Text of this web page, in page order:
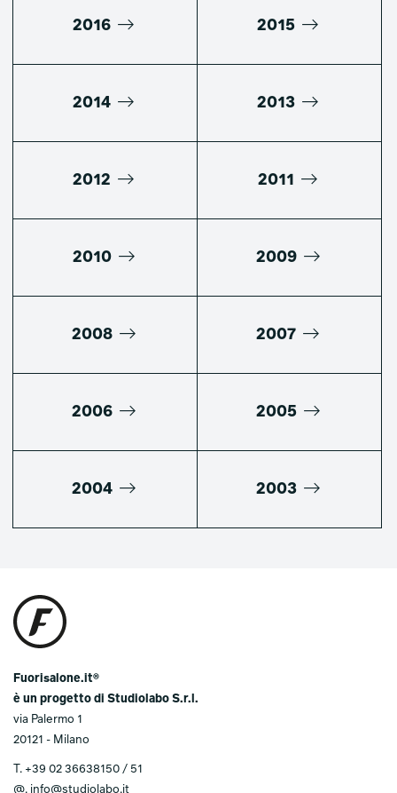
2016 2015
2014 2013
2012 2011
2010 2009
2008 2007
2006 2005
2004 2003
Fuorisalone.it®
è un progetto di Studiolabo S.r.l.
via Palermo 1
20121 - Milano
T. +39 02 36638150 / 51
@. info@studiolabo.it